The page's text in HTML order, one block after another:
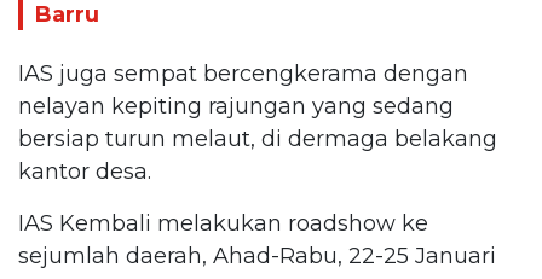
Barru
IAS juga sempat bercengkerama dengan
nelayan kepiting rajungan yang sedang
bersiap turun melaut, di dermaga belakang
kantor desa.
IAS Kembali melakukan roadshow ke
sejumlah daerah, Ahad-Rabu, 22-25 Januari